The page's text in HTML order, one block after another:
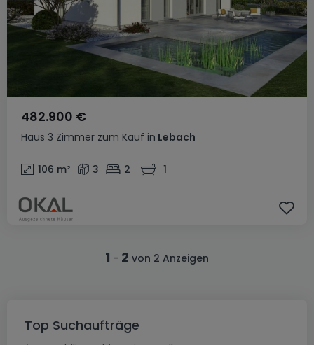
Haus 3 Zimmer zum Kauf in Lebach
482.900 €
106 m² 3 2 1
1 - 2 von 2 Anzeigen
Top Suchaufträge